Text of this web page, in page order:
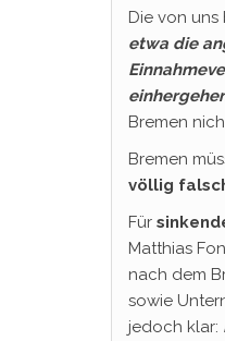
Die von
etwa die
Bremen
Bremen
völlig
Für
Matthias
nach dem
sowie
jedoch klar: